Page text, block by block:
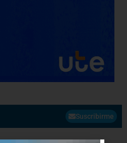
Suscribirme